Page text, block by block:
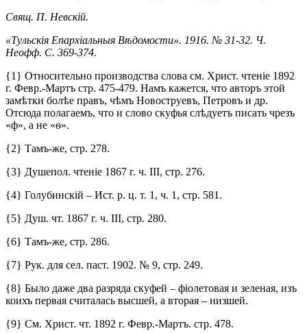
Свящ. П. Невскій.
«Тульскія Епархіальныя Вѣдомости». 1916. № 31-32. Ч.
Неофф. С. 369-374.
{1} Относительно производства слова см. Христ. чтеніе 1892
г. Февр.-Мартъ стр. 475-479. Намъ кажется, что авторъ этой
замѣтки болѣе правъ, чѣмъ Новоструевъ, Петровъ и др.
Отсюда полагаемъ, что и слово скуфья слѣдуетъ писать чрезъ
«ф», а не «ѳ».
{2} Тамъ-же, стр. 278.
{3} Душепол. чтеніе 1867 г. ч. III, стр. 276.
{4} Голубинскій – Ист. р. ц. т. 1, ч. 1, стр. 581.
{5} Душ. чт. 1867 г. ч. III, стр. 280.
{6} Тамъ-же, стр. 286.
{7} Рук. для сел. паст. 1902. № 9, стр. 249.
{8} Было даже два разряда скуфей – фіолетовая и зеленая, изъ
коихъ первая считалась высшей, а вторая – низшей.
{9} См. Христ. чт. 1892 г. Февр.-Мартъ. стр. 478.